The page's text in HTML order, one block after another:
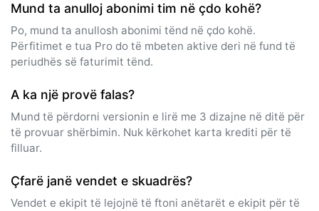
Mund ta anulloj abonimi tim në çdo kohë?
Po, mund ta anullosh abonimi tënd në çdo kohë.
Përfitimet e tua Pro do të mbeten aktive deri në fund të
periudhës së faturimit tënd.
A ka një provë falas?
Mund të përdorni versionin e lirë me 3 dizajne në ditë për
të provuar shërbimin. Nuk kërkohet karta krediti për të
filluar.
Çfarë janë vendet e skuadrës?
Vendet e ekipit të lejojnë të ftoni anëtarët e ekipit për të